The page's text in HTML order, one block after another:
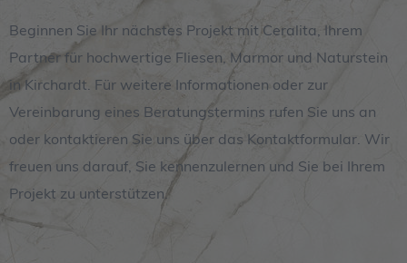
Beginnen Sie Ihr nächstes Projekt mit Ceralita, Ihrem
Partner für hochwertige Fliesen, Marmor und Naturstein
in Kirchardt. Für weitere Informationen oder zur
Vereinbarung eines Beratungstermins rufen Sie uns an
oder kontaktieren Sie uns über das Kontaktformular. Wir
freuen uns darauf, Sie kennenzulernen und Sie bei Ihrem
Projekt zu unterstützen.